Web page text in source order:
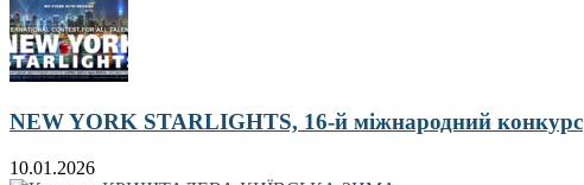
NEW YORK STARLIGHTS, 16-й міжнародний конкурс
10.01.2026